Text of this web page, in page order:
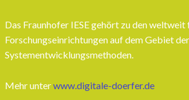
Das Fraunhofer IESE gehört zu den weltweit
Forschungseinrichtungen auf dem Gebiet
Systementwicklungsmethoden.
Mehr unterwww.digitale-doerfer.de